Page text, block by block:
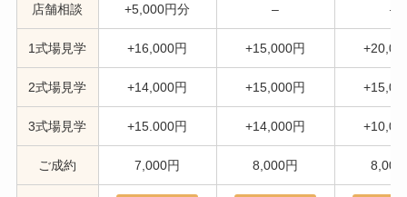
店舗相談 +5,000円分 – –
1式場見学 +16,000円 +15,000円
2式場見学 +14,000円 +15,000円
3式場見学 +15.000円 +14,000円
ご成約 7,000円 8,000円 8,000